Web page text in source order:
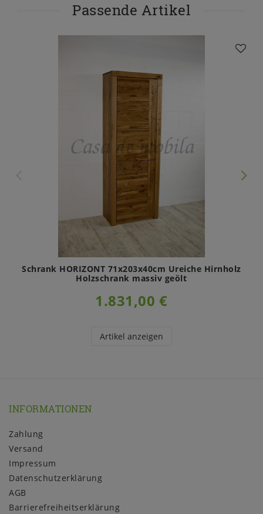
Passende Artikel
Schrank HORIZONT 71x203x40cm Ureiche Hirnholz
Holzschrank massiv geölt
1.831,00 €
Artikel anzeigen
INFORMATIONEN
Zahlung
Versand
Impressum
Daten­schutz­erklärung
AGB
Barrierefreiheitserklärung